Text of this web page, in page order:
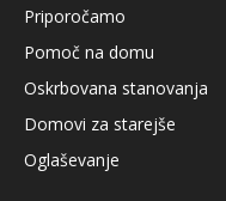
Priporočamo
Pomoč na domu
Oskrbovana stanovanja
Domovi za starejše
Oglaševanje